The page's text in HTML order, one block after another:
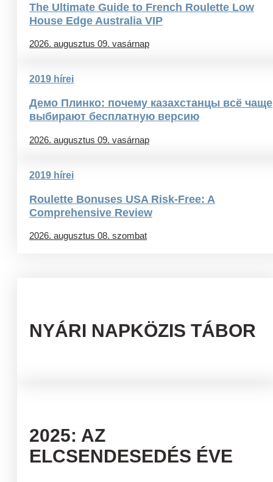
The Ultimate Guide to French Roulette Low
House Edge Australia VIP
2026. augusztus 09. vasárnap
2019 hírei
Демо Плинко: почему казахстанцы всё чаще
выбирают бесплатную версию
2026. augusztus 09. vasárnap
2019 hírei
Roulette Bonuses USA Risk-Free: A
Comprehensive Review
2026. augusztus 08. szombat
NYÁRI NAPKÖZIS TÁBOR
2025: AZ
ELCSENDESEDÉS ÉVE